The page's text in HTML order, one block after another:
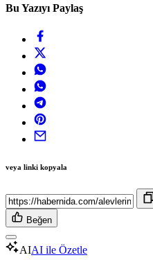
Bu Yazıyı Paylaş
veya linki kopyala
Beğen
AIAI ile Özetle